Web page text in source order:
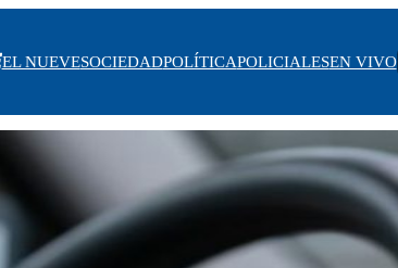
EL NUEVESOCIEDADPOLÍTICAPOLICIALESEN VIVO